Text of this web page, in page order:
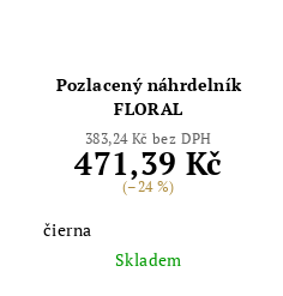
Pozlacený náhrdelník
FLORAL
383,24 Kč bez DPH
471,39 Kč
(–24 %)
čierna
Skladem
Odoslať